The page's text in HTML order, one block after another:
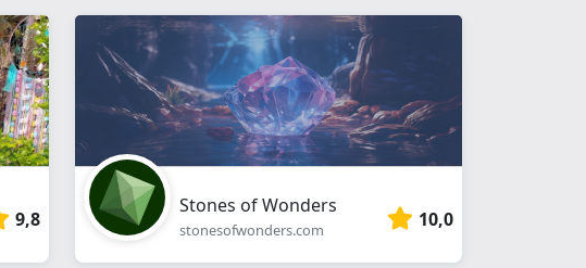
9,8
Stones of Wonders
stonesofwonders.com 10,0